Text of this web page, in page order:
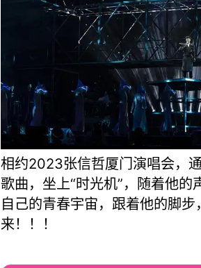
相约2023张信哲厦门演唱会，
歌曲，坐上“时光机”，随着他的
自己的青春宇宙，跟着他的脚
来！！！